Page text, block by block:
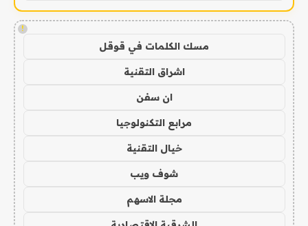
!
مسك الكلمات في قوقل
اشراق التقنية
ان سفن
مرابع التكنولوجيا
خيال التقنية
شوف ويب
مجلة الاسهم